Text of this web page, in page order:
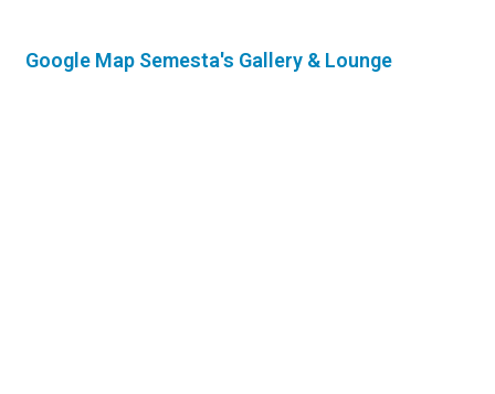
Google Map Semesta's Gallery & Lounge